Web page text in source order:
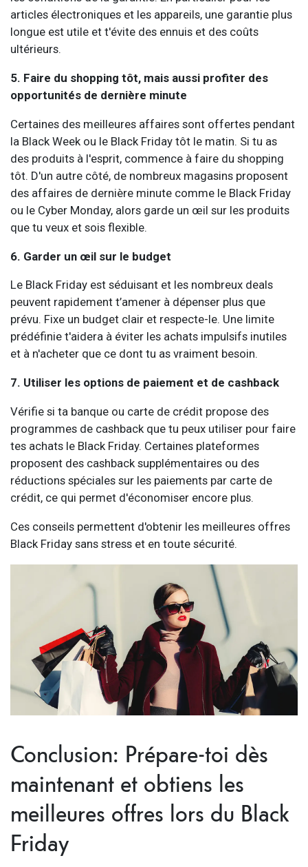
articles électroniques et les appareils, une garantie plus
longue est utile et t'évite des ennuis et des coûts
ultérieurs.
5. Faire du shopping tôt, mais aussi profiter des
opportunités de dernière minute
Certaines des meilleures affaires sont offertes pendant
la Black Week ou le Black Friday tôt le matin. Si tu as
des produits à l'esprit, commence à faire du shopping
tôt. D'un autre côté, de nombreux magasins proposent
des affaires de dernière minute comme le Black Friday
ou le Cyber Monday, alors garde un œil sur les produits
que tu veux et sois flexible.
6. Garder un œil sur le budget
Le Black Friday est séduisant et les nombreux deals
peuvent rapidement t’amener à dépenser plus que
prévu. Fixe un budget clair et respecte-le. Une limite
prédéfinie t'aidera à éviter les achats impulsifs inutiles
et à n'acheter que ce dont tu as vraiment besoin.
7. Utiliser les options de paiement et de cashback
Vérifie si ta banque ou carte de crédit propose des
programmes de cashback que tu peux utiliser pour faire
tes achats le Black Friday. Certaines plateformes
proposent des cashback supplémentaires ou des
réductions spéciales sur les paiements par carte de
crédit, ce qui permet d'économiser encore plus.
Ces conseils permettent d'obtenir les meilleures offres
Black Friday sans stress et en toute sécurité.
Conclusion: Prépare-toi dès
maintenant et obtiens les
meilleures offres lors du Black
Friday